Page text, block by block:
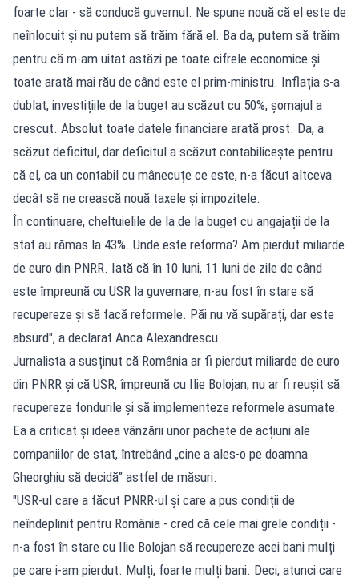
foarte clar - să conducă guvernul. Ne spune nouă că el este de
neînlocuit și nu putem să trăim fără el. Ba da, putem să trăim
pentru că m-am uitat astăzi pe toate cifrele economice și
toate arată mai rău de când este el prim-ministru. Inflația s-a
dublat, investițiile de la buget au scăzut cu 50%, șomajul a
crescut. Absolut toate datele financiare arată prost. Da, a
scăzut deficitul, dar deficitul a scăzut contabilicește pentru
că el, ca un contabil cu mânecuțe ce este, n-a făcut altceva
decât să ne crească nouă taxele și impozitele.
În continuare, cheltuielile de la de la buget cu angajații de la
stat au rămas la 43%. Unde este reforma? Am pierdut miliarde
de euro din PNRR. Iată că în 10 luni, 11 luni de zile de când
este împreună cu USR la guvernare, n-au fost în stare să
recupereze și să facă reformele. Păi nu vă supărați, dar este
absurd", a declarat Anca Alexandrescu.
Jurnalista a susținut că România ar fi pierdut miliarde de euro
din PNRR și că USR, împreună cu Ilie Bolojan, nu ar fi reușit să
recupereze fondurile și să implementeze reformele asumate.
Ea a criticat și ideea vânzării unor pachete de acțiuni ale
companiilor de stat, întrebând „cine a ales-o pe doamna
Gheorghiu să decidă” astfel de măsuri.
"USR-ul care a făcut PNRR-ul și care a pus condiții de
neîndeplinit pentru România - cred că cele mai grele condiții -
n-a fost în stare cu Ilie Bolojan să recupereze acei bani mulți
pe care i-am pierdut. Mulți, foarte mulți bani. Deci, atunci care